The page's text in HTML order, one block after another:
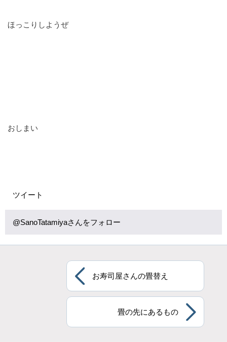
ほっこりしようぜ
おしまい
ツイート
@SanoTatamiyaさんをフォロー
お寿司屋さんの畳替え
畳の先にあるもの